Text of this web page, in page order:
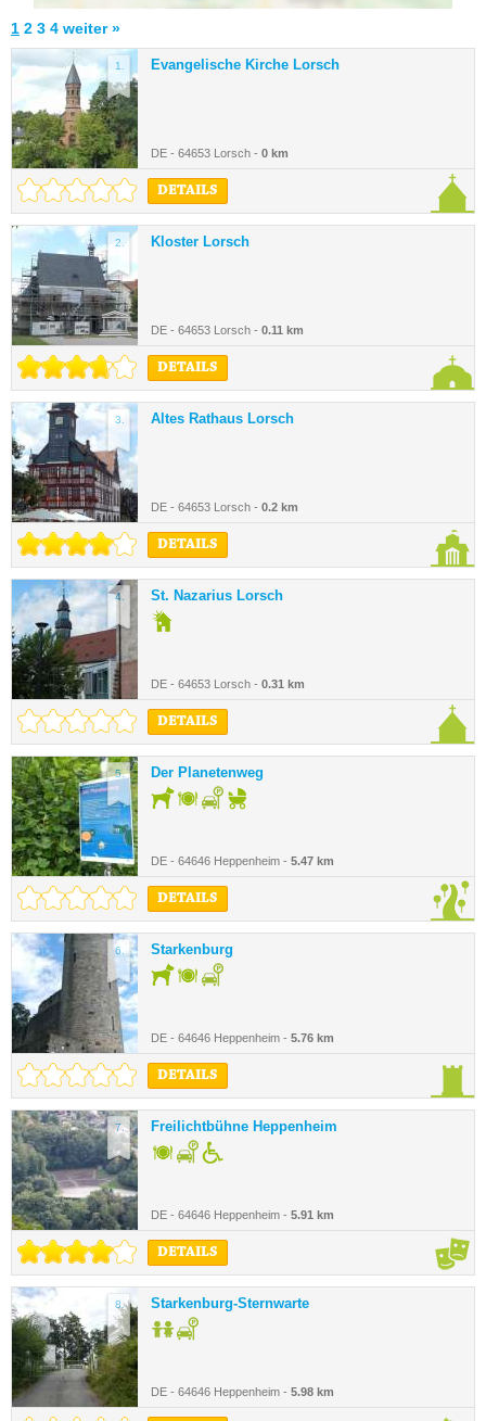
1 2 3 4 weiter »
1. Evangelische Kirche Lorsch
DE - 64653 Lorsch - 0 km
DETAILS
2. Kloster Lorsch
DE - 64653 Lorsch - 0.11 km
DETAILS
3. Altes Rathaus Lorsch
DE - 64653 Lorsch - 0.2 km
DETAILS
4. St. Nazarius Lorsch
DE - 64653 Lorsch - 0.31 km
DETAILS
5. Der Planetenweg
DE - 64646 Heppenheim - 5.47 km
DETAILS
6. Starkenburg
DE - 64646 Heppenheim - 5.76 km
DETAILS
7. Freilichtbühne Heppenheim
DE - 64646 Heppenheim - 5.91 km
DETAILS
8. Starkenburg-Sternwarte
DE - 64646 Heppenheim - 5.98 km